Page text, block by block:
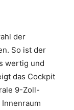
der
So ist der
wertig und
das Cockpit
9-Zoll-